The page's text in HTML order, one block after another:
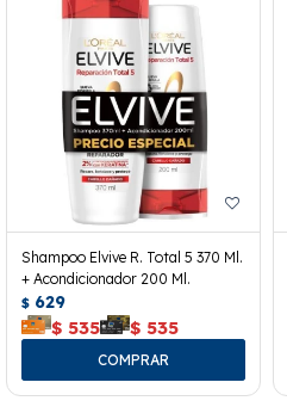
Shampoo Elvive R. Total 5 370 Ml.
+ Acondicionador 200 Ml.
$ 629
$ 535 $ 535